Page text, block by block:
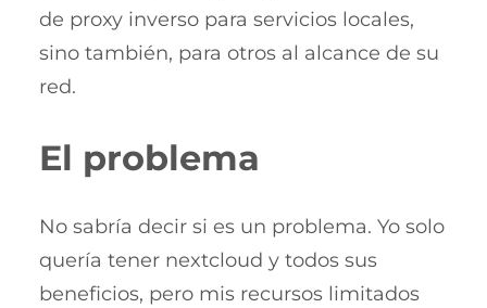
de proxy inverso para servicios locales,
sino también, para otros al alcance de su
red.
El problema
No sabría decir si es un problema. Yo solo
quería tener nextcloud y todos sus
beneficios, pero mis recursos limitados